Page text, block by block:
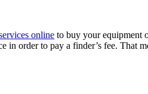
online to buy your equipment
order to pay a finder’s fee. That